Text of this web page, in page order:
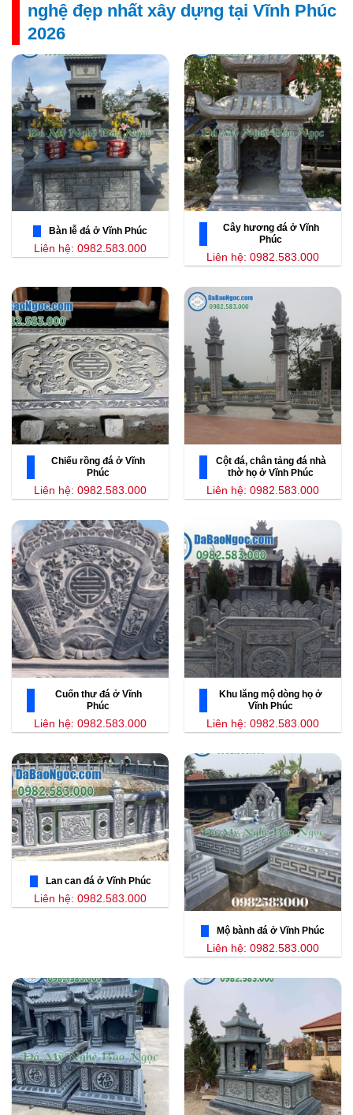
nghệ đẹp nhất xây dựng tại Vĩnh Phúc
2026
Bàn lễ đá ở Vĩnh Phúc
Liên hệ: 0982.583.000
Cây hương đá ở Vĩnh
Phúc
Liên hệ: 0982.583.000
Chiếu rồng đá ở Vĩnh
Phúc
Liên hệ: 0982.583.000
Cột đá, chân tảng đá nhà
thờ họ ở Vĩnh Phúc
Liên hệ: 0982.583.000
Cuốn thư đá ở Vĩnh
Phúc
Liên hệ: 0982.583.000
Khu lăng mộ dòng họ ở
Vĩnh Phúc
Liên hệ: 0982.583.000
Lan can đá ở Vĩnh Phúc
Liên hệ: 0982.583.000
Mộ bành đá ở Vĩnh Phúc
Liên hệ: 0982.583.000